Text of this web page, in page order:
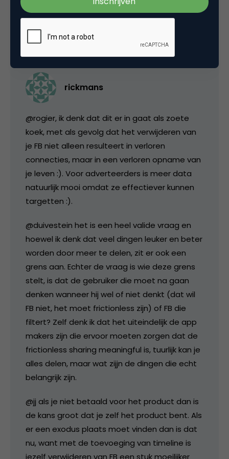
23 september 2011 om 09:54
rickmans
@rogier, ik denk dat dit er in gaat als zoete
koek, met als gevolg dat het verwijderen van
je FB niet alleen resulteert in verloren
connecties, maar in een verloren opname van
je leven :). Voor adverteerders is meer data
natuurlijk mooi omdat ze effectiever kunnen
targetten :).
@duivestein het is een heel valide vraag en
hoewel ik denk dat veel dingen leuker en beter
worden door meer te delen, zit er ook een
grens aan. Echter de vraag is wie deze grens
stelt, is dat de gebruiker die moet na gaan
denken wanneer hij wel of niet denkt (dat wil
FB niet, het moet frictionless zijn) of FB die
filtert? Zelf denk ik dat het uiteindelijk de app
makers zijn die ervoor moeten zorgen dat de
frictionless sharing meaningful is, tuurlijk kan je
alles delen, maar wat zijjn de dingen die echt
belangrijk zijn.
@jj als je niet betaald voor het product dan is
de kans groot dat je zelf het product bent. Als
er een exodus plaats moet vinden dan is dat
nu, want met de toevoeging van timeline is
jezelf verwijderen van FB een stuk moeilijker